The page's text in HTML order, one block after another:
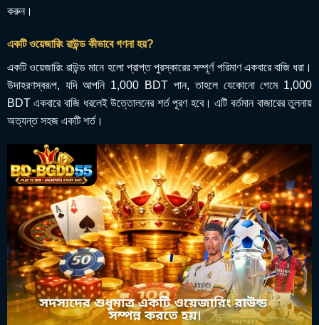
করুন।
একটি ওয়েজারিং রাউন্ড কীভাবে গণনা হয়?
একটি ওয়েজারিং রাউন্ড মানে হলো প্রাপ্ত পুরস্কারের সম্পূর্ণ পরিমাণ একবারে বাজি ধরা।
উদাহরণস্বরূপ, যদি আপনি 1,000 BDT পান, তাহলে যেকোনো গেমে 1,000
BDT একবারে বাজি ধরলেই উত্তোলনের শর্ত পূরণ হবে। এটি বর্তমান বাজারের তুলনায়
অত্যন্ত সহজ একটি শর্ত।